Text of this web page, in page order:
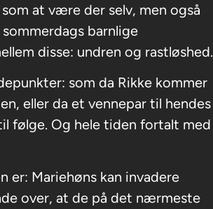
at være der selv, men også
barnlige
disse: undren og rastløshed.
som da Rikke kommer
eller da et vennepar til hendes
følge. Og hele tiden fortalt med
er: Mariehøns kan invadere
over, at de på det nærmeste